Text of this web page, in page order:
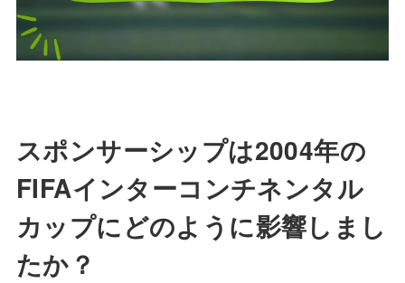
スポンサーシップは2004年の
FIFAインターコンチネンタル
カップにどのように影響しまし
たか？